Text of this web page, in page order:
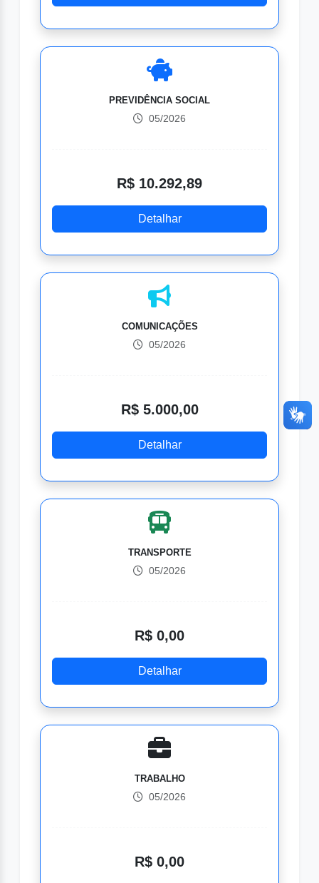
PREVIDÊNCIA SOCIAL
05/2026
R$ 10.292,89
Detalhar
COMUNICAÇÕES
05/2026
R$ 5.000,00
Detalhar
TRANSPORTE
05/2026
R$ 0,00
Detalhar
TRABALHO
05/2026
R$ 0,00